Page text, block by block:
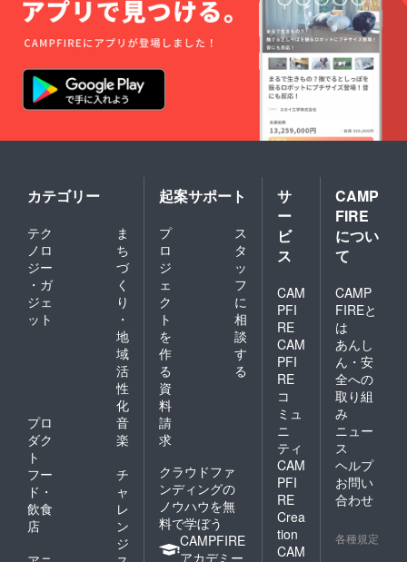
カテゴリー
テク
ノロ
ジー
・ガ
ジェ
ット
ま
ち
づ
く
り
・
地
域
活
性
化
プロ
ダク
ト
音
楽
フー
ド・
飲食
店
チ
ャ
レ
ン
ジ
起案サポート
プ
ロ
ジ
ェ
ク
ト
を
作
る
ス
タ
ッ
フ
に
相
談
す
る
資
料
請
求
クラウドファ
ンディングの
ノウハウを無
料で学ぼう
CAMPFIRE
アカデミー
サ
ー
ビ
ス
CAM
PFI
RE
CAM
PFI
RE
コ
ミュ
ニ
ティ
CAM
PFI
RE
Crea
tion
CAM
CAMP
FIRE
につい
て
CAMP
FIREと
は
あんし
ん・安
全への
取り組
み
ニュー
ス
ヘルプ
お問い
合わせ
各種規定